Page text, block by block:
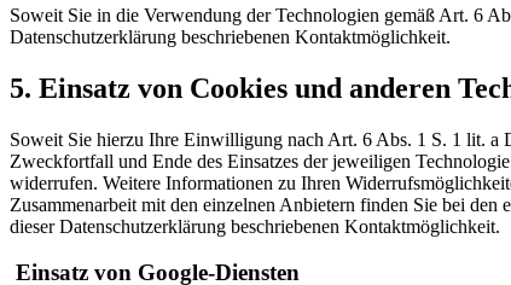
Soweit Sie in die Verwendung der Technologien gemäß Art. 6
Datenschutzerklärung beschriebenen Kontaktmöglichkeit.
5. Einsatz von Cookies und anderen
Soweit Sie hierzu Ihre Einwilligung nach Art. 6 Abs. 1 S. 1 lit. a
Zweckfortfall und Ende des Einsatzes der jeweiligen
widerrufen. Weitere Informationen zu Ihren
Zusammenarbeit mit den einzelnen Anbietern finden Sie bei
dieser Datenschutzerklärung beschriebenen Kontaktmöglichkeit.
Einsatz von Google-Diensten